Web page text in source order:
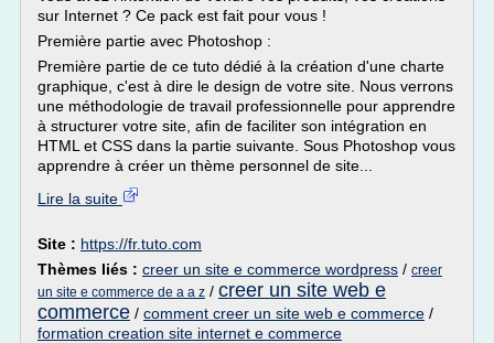
sur Internet ? Ce pack est fait pour vous !
Première partie avec Photoshop :
Première partie de ce tuto dédié à la création d'une charte
graphique, c'est à dire le design de votre site. Nous verrons
une méthodologie de travail professionnelle pour apprendre
à structurer votre site, afin de faciliter son intégration en
HTML et CSS dans la partie suivante. Sous Photoshop vous
apprendre à créer un thème personnel de site...
Lire la suite
Site : https://fr.tuto.com
Thèmes liés : creer un site e commerce wordpress / creer
un site e commerce de a a z / creer un site web e
commerce / comment creer un site web e commerce /
formation creation site internet e commerce